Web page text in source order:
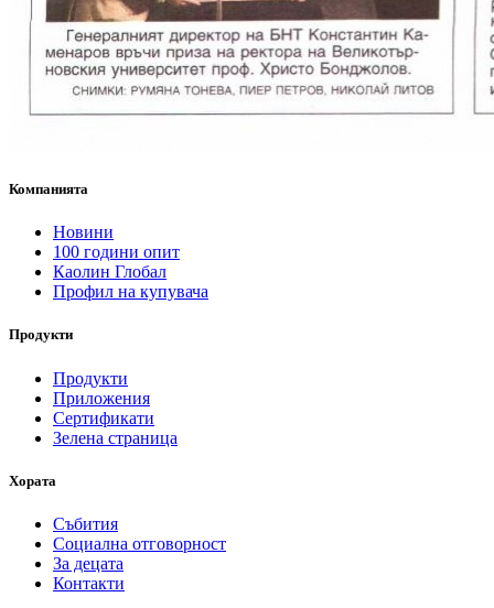
Компанията
Новини
100 години опит
Каолин Глобал
Профил на купувача
Продукти
Продукти
Приложения
Сертификати
Зелена страница
Хората
Събития
Социална отговорност
За децата
Контакти